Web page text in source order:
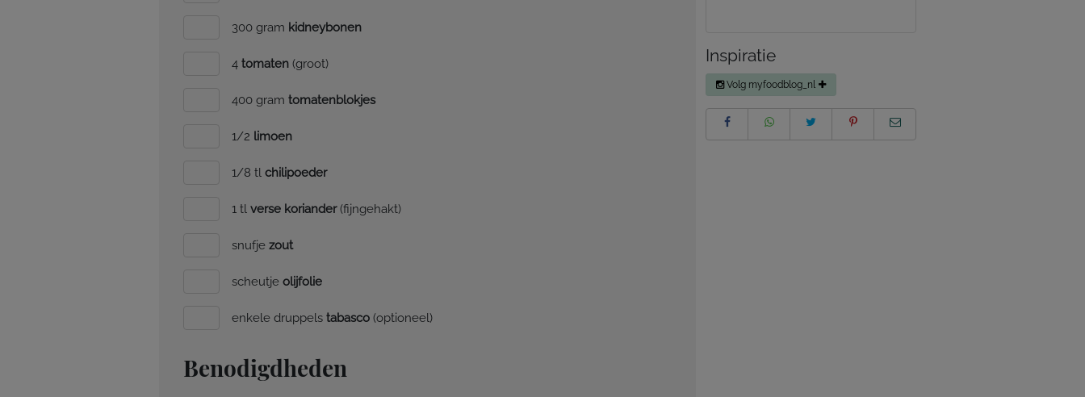
300 gram kidneybonen
4 tomaten (groot)
400 gram tomatenblokjes
1/2 limoen
1/8 tl chilipoeder
1 tl verse koriander(fijngehakt)
snufje zout
scheutje olijfolie
enkele druppels tabasco (optioneel)
Benodigdheden
Inspiratie
Volg myfoodblog_nl